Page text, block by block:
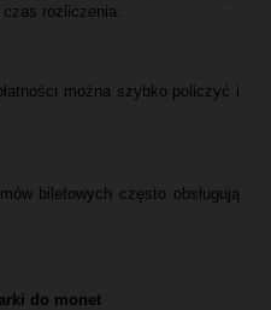
rozliczenia.
można szybko policzyć i
biletowych często obsługują
do monet